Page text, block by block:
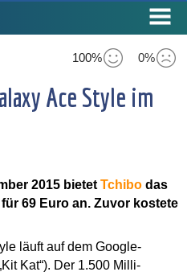
100% 0%
Ace Style im
2015 bietet Tchibodas
69 Euro an. Zuvor kostete
läuft auf dem Google-
Kat“). Der 1.500 Milli-